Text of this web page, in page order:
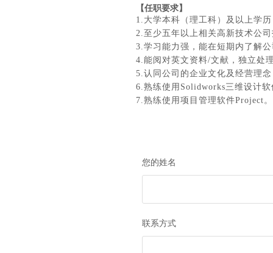
【任职要求】
1.大学本科（理工科）及以上学
2.至少五年以上相关高新技术公
3.学习能力强，能在短期内了解
4.能阅对英文资料/文献，独立处
5.认同公司的企业文化及经营理
6.熟练使用Solidworks三维设计软
7.熟练使用项目管理软件Project。
您的姓名
联系方式